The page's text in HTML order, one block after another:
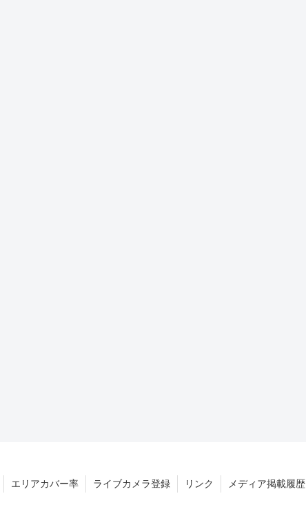
エリアカバー率 ライブカメラ登録 リンク メディア掲載履歴